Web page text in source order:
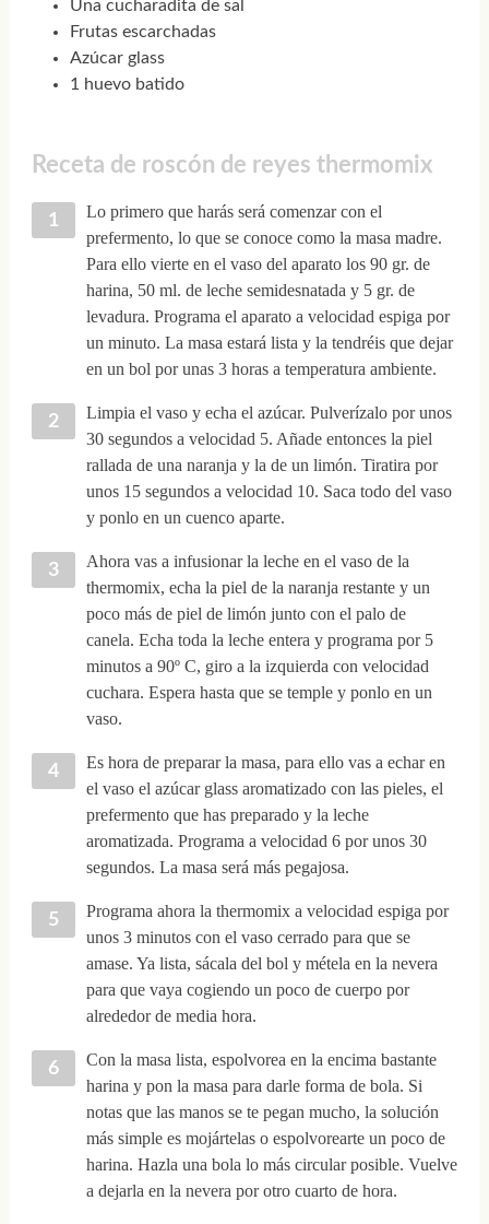
Una cucharadita de sal
Frutas escarchadas
Azúcar glass
1 huevo batido
Receta de roscón de reyes thermomix
Lo primero que harás será comenzar con el
prefermento, lo que se conoce como la masa madre.
Para ello vierte en el vaso del aparato los 90 gr. de
harina, 50 ml. de leche semidesnatada y 5 gr. de
levadura. Programa el aparato a velocidad espiga por
un minuto. La masa estará lista y la tendréis que dejar
en un bol por unas 3 horas a temperatura ambiente.
Limpia el vaso y echa el azúcar. Pulverízalo por unos
30 segundos a velocidad 5. Añade entonces la piel
rallada de una naranja y la de un limón. Tiratira por
unos 15 segundos a velocidad 10. Saca todo del vaso
y ponlo en un cuenco aparte.
Ahora vas a infusionar la leche en el vaso de la
thermomix, echa la piel de la naranja restante y un
poco más de piel de limón junto con el palo de
canela. Echa toda la leche entera y programa por 5
minutos a 90º C, giro a la izquierda con velocidad
cuchara. Espera hasta que se temple y ponlo en un
vaso.
Es hora de preparar la masa, para ello vas a echar en
el vaso el azúcar glass aromatizado con las pieles, el
prefermento que has preparado y la leche
aromatizada. Programa a velocidad 6 por unos 30
segundos. La masa será más pegajosa.
Programa ahora la thermomix a velocidad espiga por
unos 3 minutos con el vaso cerrado para que se
amase. Ya lista, sácala del bol y métela en la nevera
para que vaya cogiendo un poco de cuerpo por
alrededor de media hora.
Con la masa lista, espolvorea en la encima bastante
harina y pon la masa para darle forma de bola. Si
notas que las manos se te pegan mucho, la solución
más simple es mojártelas o espolvorearte un poco de
harina. Hazla una bola lo más circular posible. Vuelve
a dejarla en la nevera por otro cuarto de hora.